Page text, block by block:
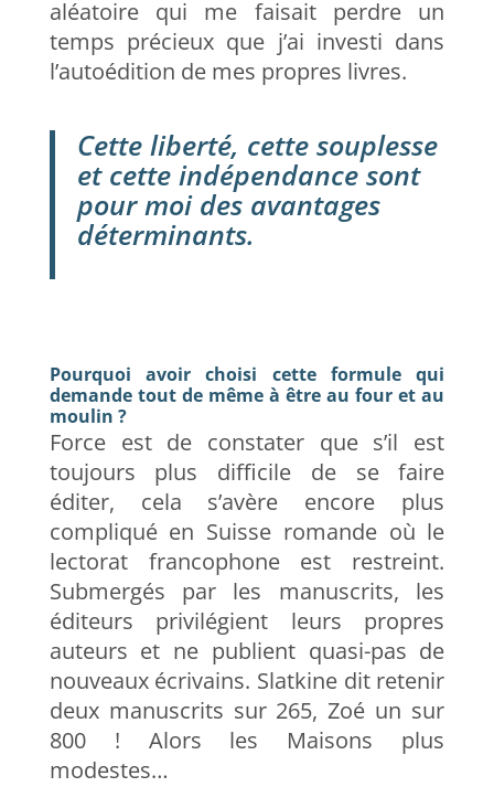
aléatoire qui me faisait perdre un
temps précieux que j’ai investi dans
l’autoédition de mes propres livres.
Cette liberté, cette souplesse
et cette indépendance sont
pour moi des avantages
déterminants.
Pourquoi avoir choisi cette formule qui
demande tout de même à être au four et au
moulin ?
Force est de constater que s’il est
toujours plus difficile de se faire
éditer, cela s’avère encore plus
compliqué en Suisse romande où le
lectorat francophone est restreint.
Submergés par les manuscrits, les
éditeurs privilégient leurs propres
auteurs et ne publient quasi-pas de
nouveaux écrivains. Slatkine dit retenir
deux manuscrits sur 265, Zoé un sur
800 ! Alors les Maisons plus
modestes…